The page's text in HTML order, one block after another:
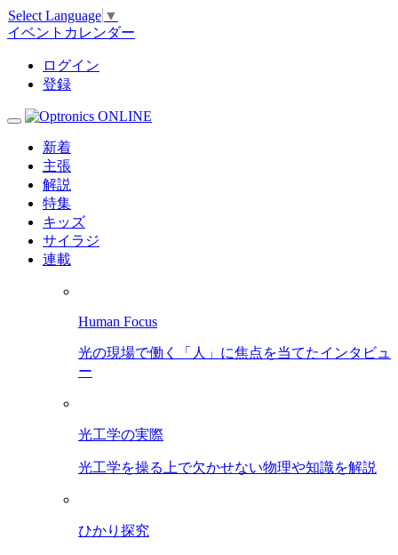
Select Language ▼
イベントカレンダー
ログイン
登録
新着
主張
解説
特集
キッズ
サイラジ
連載
Human Focus
光の現場で働く「人」に焦点を当てたインタビュ
ー
光工学の実際
光工学を操る上で欠かせない物理や知識を解説
ひかり探究